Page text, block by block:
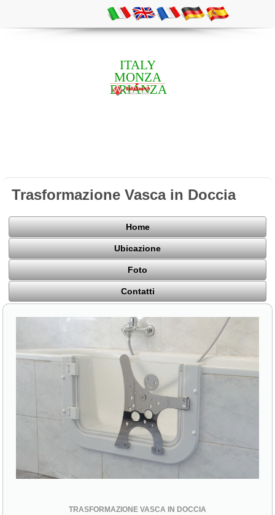
ITALY
MONZA
BRIANZA
Trasformazione Vasca in Doccia
Home
Ubicazione
Foto
Contatti
TRASFORMAZIONE VASCA IN DOCCIA